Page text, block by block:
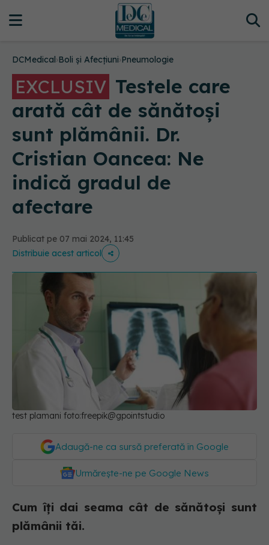
DCMedical›Boli și Afecțiuni›Pneumologie
EXCLUSIV Testele care
arată cât de sănătoși
sunt plămânii. Dr.
Cristian Oancea: Ne
indică gradul de
afectare
Publicat pe 07 mai 2024, 11:45
Distribuie acest articol
test plamani foto:freepik@gpointstudio
Adaugă-ne ca sursă preferată în Google
Urmărește-ne pe Google News
Cum îți dai seama cât de sănătoși sunt
plămânii tăi.